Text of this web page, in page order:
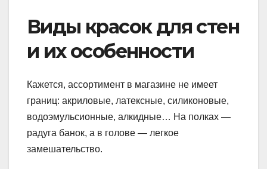
Виды красок для стен
и их особенности
Кажется, ассортимент в магазине не имеет
границ: акриловые, латексные, силиконовые,
водоэмульсионные, алкидные… На полках —
радуга банок, а в голове — легкое
замешательство.